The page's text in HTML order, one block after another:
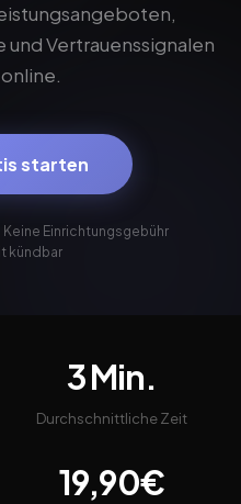
Vertrauenssignalen
starten
Einrichtungsgebühr
kündbar
3 Min.
Durchschnittliche Zeit
19,90€